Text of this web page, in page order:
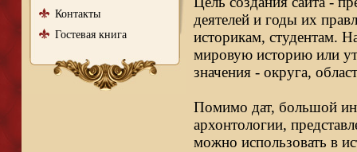
Контакты
Гостевая книга
деятелей и годы их
историкам, студентам.
мировую историю или
значения - округа,
Помимо дат, большой
архонтологии,
можно использовать в